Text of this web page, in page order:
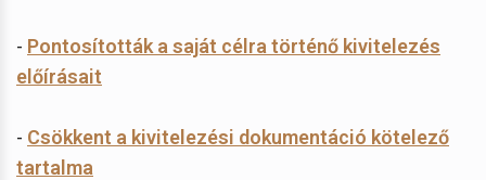
- Pontosították a saját célra történő kivitelezés
előírásait
- Csökkent a kivitelezési dokumentáció kötelező
tartalma